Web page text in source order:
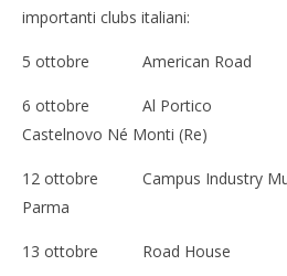
Daniele Ronda il 30 settembre
28/08/2012
importanti clubs italiani:
5 ottobre American
6 ottobre Al
Castelnovo Né Monti (Re)
12 ottobre Campus
Parma
13 ottobre Road